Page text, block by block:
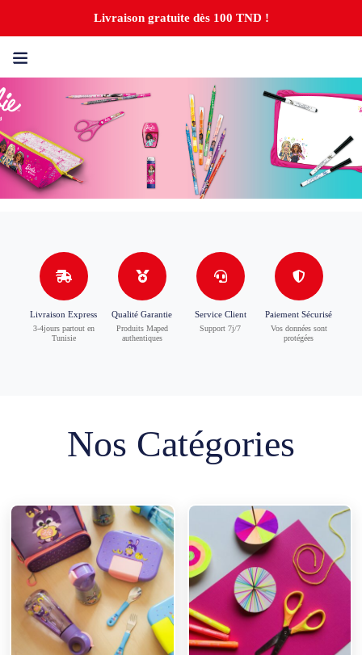
Livraison gratuite dès 100 TND !
Livraison Express
3-4jours partout en
Tunisie
Qualité Garantie
Produits Maped
authentiques
Service Client
Support 7j/7
Paiement Sécurisé
Vos données sont
protégées
Nos Catégories